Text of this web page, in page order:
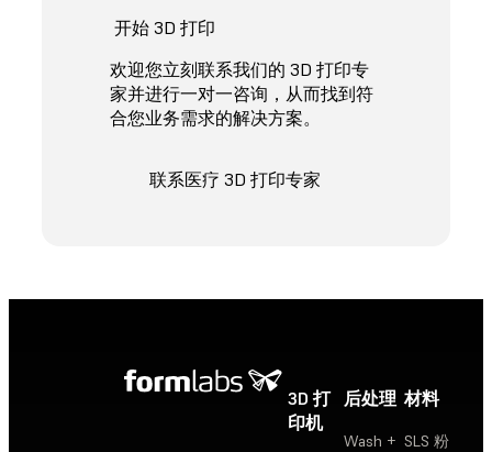
开始 3D 打印
欢迎您立刻联系我们的 3D 打印专
家并进行一对一咨询，从而找到符
合您业务需求的解决方案。
联系医疗 3D 打印专家
3D 打
印机
后处理
Wash +
材料
SLS 粉